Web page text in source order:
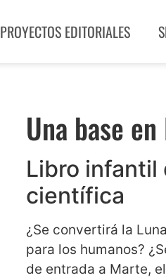
PROYECTOS EDITORIALES
Una base
Libro infantil
científica
¿Se convertirá la
para los humanos?
de entrada a Marte,